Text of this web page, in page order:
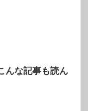
んな記事も読ん